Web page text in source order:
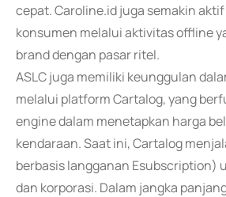
cepat. Caroline.id juga semakin
konsumen melalui aktivitas offline
brand dengan pasar ritel.
ASLC juga memiliki keunggulan
melalui platform Cartalog, yang
engine dalam menetapkan harga
kendaraan. Saat ini, Cartalog
berbasis langganan Esubscription)
dan korporasi. Dalam jangka